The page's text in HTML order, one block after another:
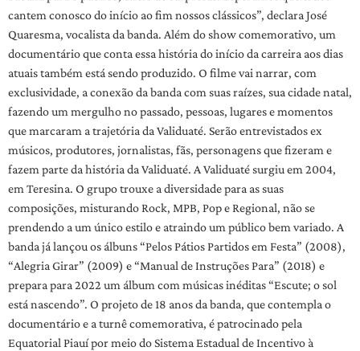
cantem conosco do início ao fim nossos clássicos”, declara José
Quaresma, vocalista da banda. Além do show comemorativo, um
documentário que conta essa história do início da carreira aos dias
atuais também está sendo produzido. O filme vai narrar, com
exclusividade, a conexão da banda com suas raízes, sua cidade natal,
fazendo um mergulho no passado, pessoas, lugares e momentos
que marcaram a trajetória da Validuaté. Serão entrevistados ex
músicos, produtores, jornalistas, fãs, personagens que fizeram e
fazem parte da história da Validuaté. A Validuaté surgiu em 2004,
em Teresina. O grupo trouxe a diversidade para as suas
composições, misturando Rock, MPB, Pop e Regional, não se
prendendo a um único estilo e atraindo um público bem variado. A
banda já lançou os álbuns “Pelos Pátios Partidos em Festa” (2008),
“Alegria Girar” (2009) e “Manual de Instruções Para” (2018) e
prepara para 2022 um álbum com músicas inéditas “Escute; o sol
está nascendo”. O projeto de 18 anos da banda, que contempla o
documentário e a turnê comemorativa, é patrocinado pela
Equatorial Piauí por meio do Sistema Estadual de Incentivo à